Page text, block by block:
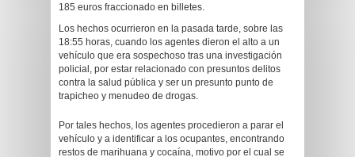
185 euros fraccionado en billetes.
Los hechos ocurrieron en la pasada tarde, sobre las
18:55 horas, cuando los agentes dieron el alto a un
vehículo que era sospechoso tras una investigación
policial, por estar relacionado con presuntos delitos
contra la salud pública y ser un presunto punto de
trapicheo y menudeo de drogas.
Por tales hechos, los agentes procedieron a parar el
vehículo y a identificar a los ocupantes, encontrando
restos de marihuana y cocaína, motivo por el cual se